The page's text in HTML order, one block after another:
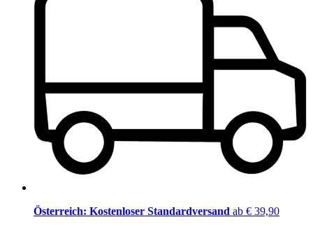
Österreich: Kostenloser Standardversand ab € 39,90